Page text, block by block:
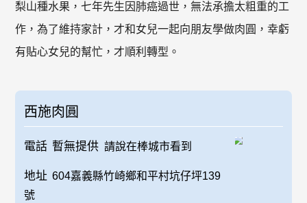
梨山種水果，七年先生因肺癌過世，無法承擔太粗重的工
作，為了維持家計，才和女兒一起向朋友學做肉圓，幸虧
有貼心女兒的幫忙，才順利轉型。
西施肉圓
電話 暫無提供 請說在棒城市看到
地址 604嘉義縣竹崎鄉和平村坑仔坪139
號